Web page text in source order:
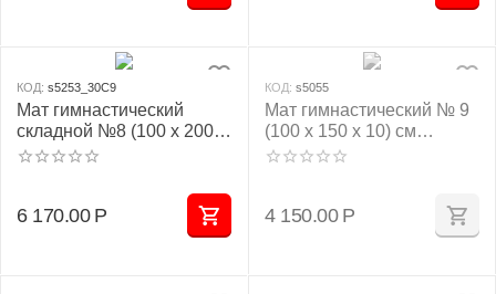
КОД: s5253_30C9
Мат гимнастический
складной №8 (100 х 200 х
10) см зелёно/жёлтый 1
6 170.00 Р
КОД: s5055
Мат гимнастический № 9
(100 х 150 х 10) см
бежевый
4 150.00 Р